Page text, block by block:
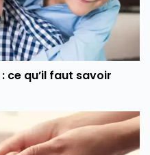
ce qu’il faut savoir